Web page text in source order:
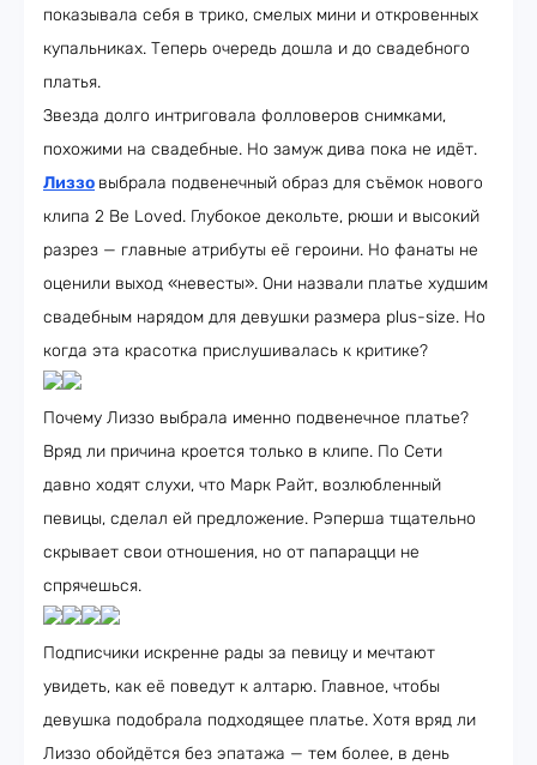
показывала себя в трико, смелых мини и откровенных
купальниках. Теперь очередь дошла и до свадебного
платья.
Звезда долго интриговала фолловеров снимками,
похожими на свадебные. Но замуж дива пока не идёт.
Лиззо выбрала подвенечный образ для съёмок нового
клипа 2 Be Loved. Глубокое декольте, рюши и высокий
разрез — главные атрибуты её героини. Но фанаты не
оценили выход «невесты». Они назвали платье худшим
свадебным нарядом для девушки размера plus-size. Но
когда эта красотка прислушивалась к критике?
Почему Лиззо выбрала именно подвенечное платье?
Вряд ли причина кроется только в клипе. По Сети
давно ходят слухи, что Марк Райт, возлюбленный
певицы, сделал ей предложение. Рэперша тщательно
скрывает свои отношения, но от папарацци не
спрячешься.
Подписчики искренне рады за певицу и мечтают
увидеть, как её поведут к алтарю. Главное, чтобы
девушка подобрала подходящее платье. Хотя вряд ли
Лиззо обойдётся без эпатажа — тем более, в день